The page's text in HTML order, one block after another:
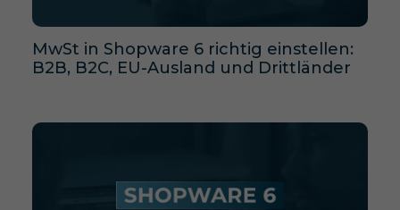
MwSt in Shopware 6 richtig einstellen:
B2B, B2C, EU-Ausland und Drittländer